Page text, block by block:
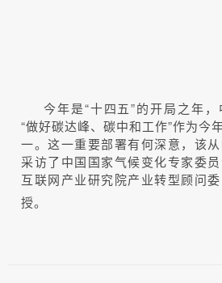
今年是“十四五”的开局之年
“做好碳达峰、碳中和工作”作为今
一。这一重要部署有何深意，该
采访了中国国家气候变化专家委
互联网产业研究院产业转型顾问
授。